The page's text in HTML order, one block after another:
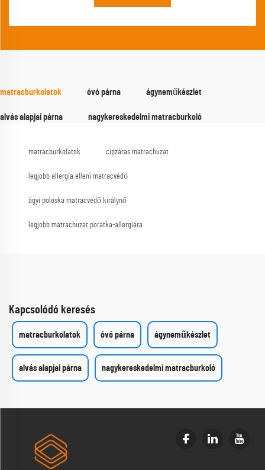
matracburkolatok óvó párna ágyneműkészlet
alvás alapjai párna nagykereskedelmi matracburkoló
matracburkolatok cipzáras matrachuzat
legjobb allergia elleni matracvédő
ágyi poloska matracvédő királynő
legjobb matrachuzat poratka-allergiára
Kapcsolódó keresés
matracburkolatok óvó párna ágyneműkészlet
alvás alapjai párna nagykereskedelmi matracburkoló